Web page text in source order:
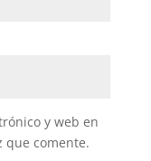
y web en
que comente.